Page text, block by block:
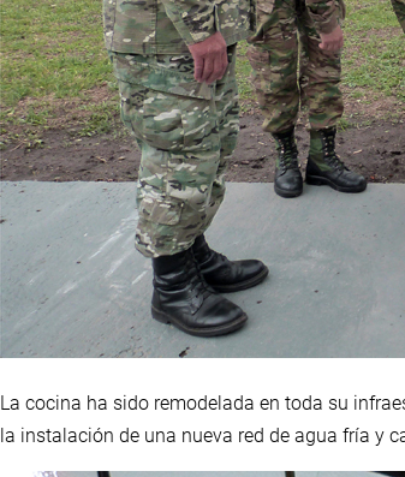
La cocina ha sido remodelada en toda su
la instalación de una nueva red de agua fría y